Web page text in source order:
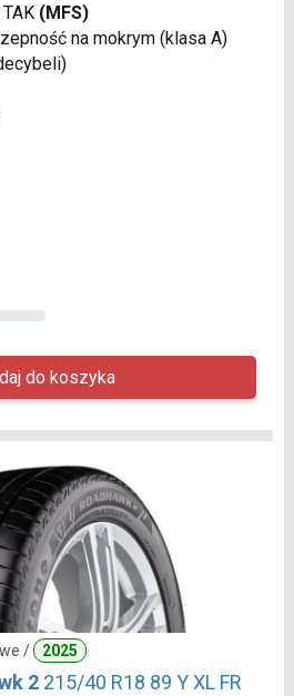
(MFS)
na mokrym (klasa A)
/ 2025
2 215/40 R18 89 Y XL FR